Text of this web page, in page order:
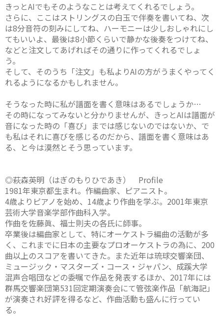
きっとAIでもそのようなことは考えてくれるでしょう。
さらに、ここはストリングスの白玉で伴奏を書いてね、次
は8分音符の刻みにしてね、ハーモニーは少しおしゃれにし
てもいいよ、最後は8小節くらいで静かな後奏をつけてね、
などと注文してあげればその通りに作ってくれるでしょ
う。
そして、そのうち「注文」も私よりAIの方がうまくやってく
れるようになるかもしれません。
そうなった時に私が譜面を書く意味はあるでしょうか…
その時になってみないと分かりませんが、きっとAIは譜面が
音になった時の「喜び」までは感じないのではないか、で
も私はそれに喜びを感じるのだから、譜面を書く意味はあ
る、と今は漠然とそう思っています。
◎萩森英明（はぎのもりひであき） Profile
1981年東京都生まれ。作編曲家、ピアニスト。
4歳よりピアノを始め、14歳より作曲を学ぶ。2001年東京
芸術大学音楽学部作曲科入学。
作曲を佐藤眞、福士則夫の各氏に師事。
卒業後は編曲家として、特にオーケストラ編曲の活動が多
く、これまでに日本の主要なプロオーケストラの為に、200
曲以上のスコアを書いてきた。また近年は琉球交響楽団、
ミュージック・マスターズ・コース・ジャパン、成蹊大学
混声合唱団などの委嘱で作品を発表するほか、2017年には
群馬交響楽団第531回定期演奏会にて管弦楽作品「航海記」
が演奏され好評を得るなど、作曲活動も盛んに行ってい
る。